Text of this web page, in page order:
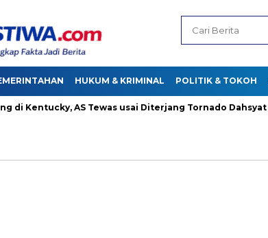
HUKUM & KRIMINAL POLITIK & TOKOH
Kentucky, AS Tewas usai Diterjang Tornado Dahsyat